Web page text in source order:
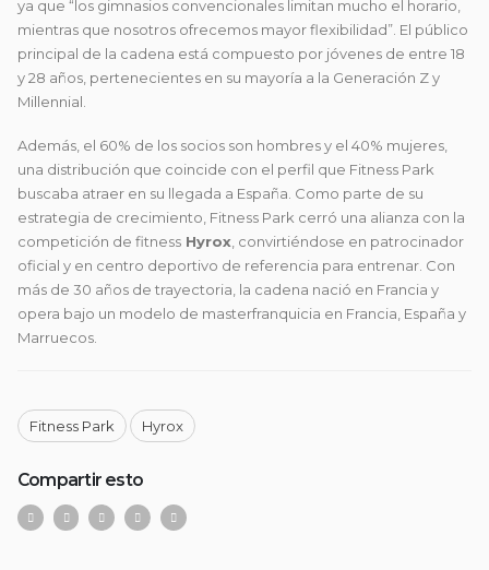
ya que “los gimnasios convencionales limitan mucho el horario,
mientras que nosotros ofrecemos mayor flexibilidad”. El público
principal de la cadena está compuesto por jóvenes de entre 18
y 28 años, pertenecientes en su mayoría a la Generación Z y
Millennial.
Además, el 60% de los socios son hombres y el 40% mujeres,
una distribución que coincide con el perfil que Fitness Park
buscaba atraer en su llegada a España. Como parte de su
estrategia de crecimiento, Fitness Park cerró una alianza con la
competición de fitness Hyrox, convirtiéndose en patrocinador
oficial y en centro deportivo de referencia para entrenar. Con
más de 30 años de trayectoria, la cadena nació en Francia y
opera bajo un modelo de masterfranquicia en Francia, España y
Marruecos.
Fitness Park Hyrox
Compartir esto